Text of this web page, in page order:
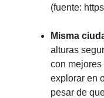
(fuente:
Misma
alturas
con mejores
explorar en
pesar de